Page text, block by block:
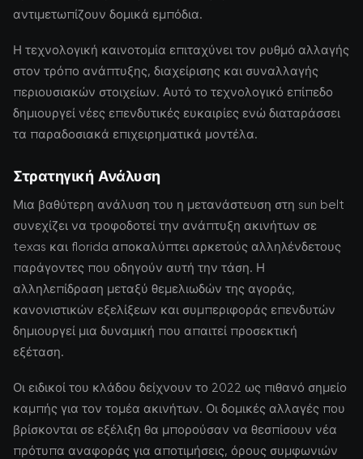
αντιμετωπίζουν δομικά εμπόδια.
Η τεχνολογική καινοτομία επιταχύνει τον ρυθμό αλλαγής
στον τρόπο ανάπτυξης, διαχείρισης και συναλλαγής
περιουσιακών στοιχείων. Αυτό το τεχνολογικό επίπεδο
δημιουργεί νέες επενδυτικές ευκαιρίες ενώ διαταράσσει
τα παραδοσιακά επιχειρηματικά μοντέλα.
Στρατηγική Ανάλυση
Μια βαθύτερη ανάλυση του η μετανάστευση στη sun belt
συνεχίζει να τροφοδοτεί την ανάπτυξη ακινήτων σε
texas και florida αποκαλύπτει αρκετούς αλληλένδετους
παράγοντες που οδηγούν αυτή την τάση. Η
αλληλεπίδραση μεταξύ θεμελιωδών της αγοράς,
κανονιστικών εξελίξεων και συμπεριφοράς επενδυτών
δημιουργεί μια δυναμική που απαιτεί προσεκτική
εξέταση.
Οι ειδικοί του κλάδου δείχνουν το 2022 ως πιθανό σημείο
καμπής για τον τομέα ακινήτων. Οι δομικές αλλαγές που
βρίσκονται σε εξέλιξη θα μπορούσαν να θεσπίσουν νέα
πρότυπα αναφοράς για αποτιμήσεις, όρους συμφωνιών